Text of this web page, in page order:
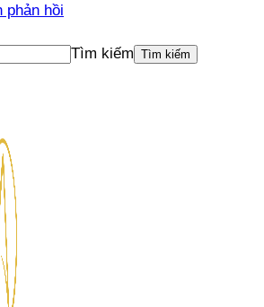
phản hồi
Tìm kiếm